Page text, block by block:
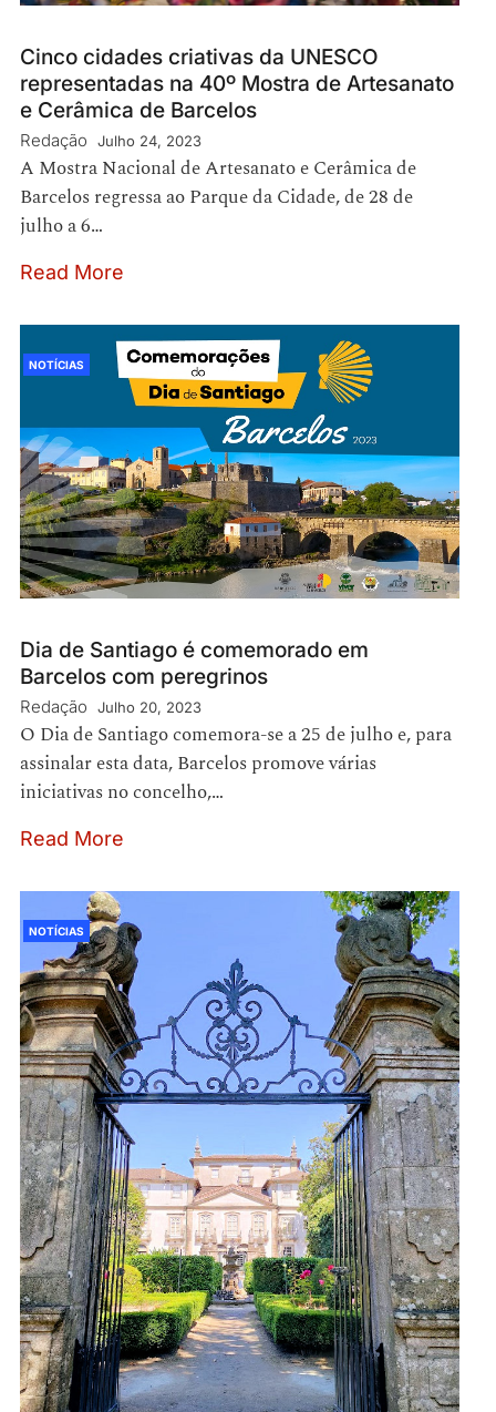
Cinco cidades criativas da UNESCO
representadas na 40º Mostra de Artesanato
e Cerâmica de Barcelos
Redação Julho 24, 2023
A Mostra Nacional de Artesanato e Cerâmica de
Barcelos regressa ao Parque da Cidade, de 28 de
julho a 6…
Read More
NOTÍCIAS
Dia de Santiago é comemorado em
Barcelos com peregrinos
Redação Julho 20, 2023
O Dia de Santiago comemora-se a 25 de julho e, para
assinalar esta data, Barcelos promove várias
iniciativas no concelho,…
Read More
NOTÍCIAS